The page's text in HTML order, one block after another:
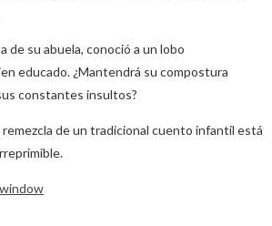
de su abuela, conoció a un lobo
educado. ¿Mantendrá su compostura
constantes insultos?
de un tradicional cuento infantil está